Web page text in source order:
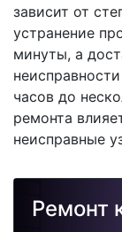
зависит от
устранение
минуты, а
часов до
ремонта
неисправные
Ремонт